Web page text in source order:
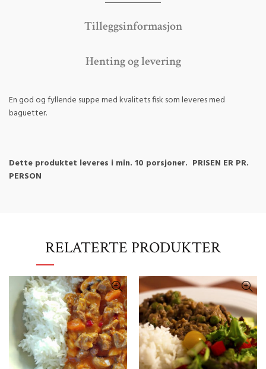
Tilleggsinformasjon
Henting og levering
En god og fyllende suppe med kvalitets fisk som leveres med
baguetter.
Dette produktet leveres i min. 10 porsjoner. PRISEN ER PR.
PERSON
RELATERTE PRODUKTER